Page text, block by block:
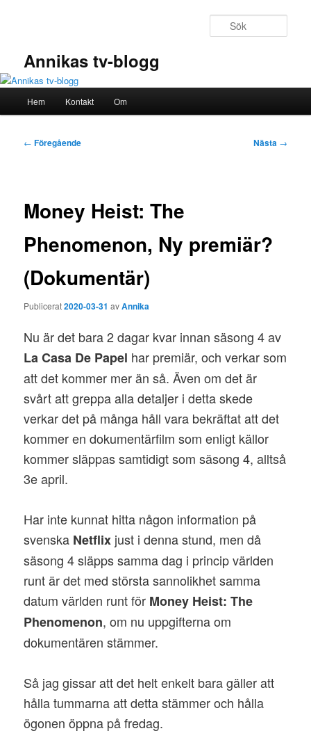
Annikas tv-blogg
Hem Kontakt Om
Inläggsnavigering
← Föregående Nästa →
Money Heist: The
Phenomenon, Ny premiär?
(Dokumentär)
Publicerat2020-03-31 avAnnika
Nu är det bara 2 dagar kvar innan säsong 4 av
La Casa De Papel har premiär, och verkar som
att det kommer mer än så. Även om det är
svårt att greppa alla detaljer i detta skede
verkar det på många håll vara bekräftat att det
kommer en dokumentärfilm som enligt källor
kommer släppas samtidigt som säsong 4, alltså
3e april.
Har inte kunnat hitta någon information på
svenska Netflix just i denna stund, men då
säsong 4 släpps samma dag i princip världen
runt är det med största sannolikhet samma
datum världen runt för Money Heist: The
Phenomenon, om nu uppgifterna om
dokumentären stämmer.
Så jag gissar att det helt enkelt bara gäller att
hålla tummarna att detta stämmer och hålla
ögonen öppna på fredag.